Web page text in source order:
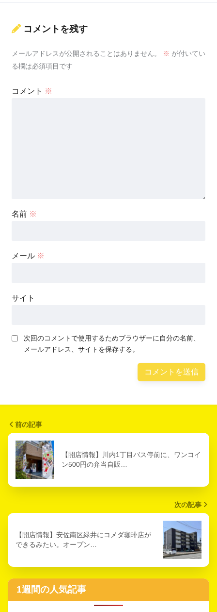
コメントを残す
メールアドレスが公開されることはありません。 ※ が付いてい
る欄は必須項目です
コメント ※
名前 ※
メール ※
サイト
次回のコメントで使用するためブラウザーに自分の名前、
メールアドレス、サイトを保存する。
前の記事
【開店情報】川内1丁目バス停前に、ワンコイ
ン500円の弁当自販…
次の記事
【開店情報】安佐南区緑井にコメダ珈琲店が
できるみたい。オープン…
1週間の人気記事